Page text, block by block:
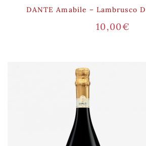
DANTE Amabile – Lambrusco
10,00€